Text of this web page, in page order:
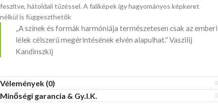
feszítve, hátoldali tűzéssel. A faliképek így hagyományos képkeret
nélkül is függeszthetők
„A színek és formák harmóniája természetesen csak az emberi
lélek célszerű megérintésének elvén alapulhat.” Vaszilij
Kandinszkij
Vélemények (0)
Minőségi garancia & Gy.I.K.